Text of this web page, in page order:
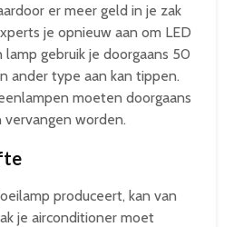
er meer geld in je zak
je opnieuw aan om LED
lamp gebruik je doorgaans 50
ander type aan kan tippen.
moeten doorgaans
vervangen worden.
produceert, kan van
je airconditioner moet